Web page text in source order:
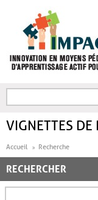
FORMULAIRE DE
VIGNETTES DE
Accueil Recherche
RECHERCHER